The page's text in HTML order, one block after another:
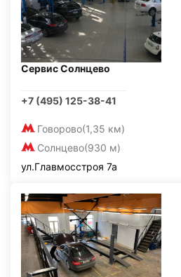
Сервис Солнцево
+7 (495) 125-38-41
Говорово(1,35 км)
Солнцево(930 м)
ул.Главмосстроя 7а